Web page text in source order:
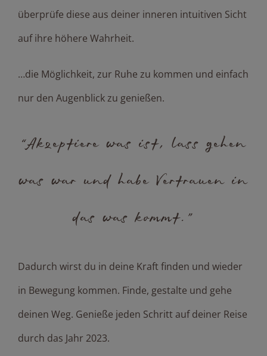
überprüfe diese aus deiner inneren intuitiven Sicht
auf ihre höhere Wahrheit.
…die Möglichkeit, zur Ruhe zu kommen und einfach
nur den Augenblick zu genießen.
“Akzeptiere was ist, lass gehen
was war und habe Vertrauen in
das was kommt.”
Dadurch wirst du in deine Kraft finden und wieder
in Bewegung kommen. Finde, gestalte und gehe
deinen Weg. Genieße jeden Schritt auf deiner Reise
durch das Jahr 2023.